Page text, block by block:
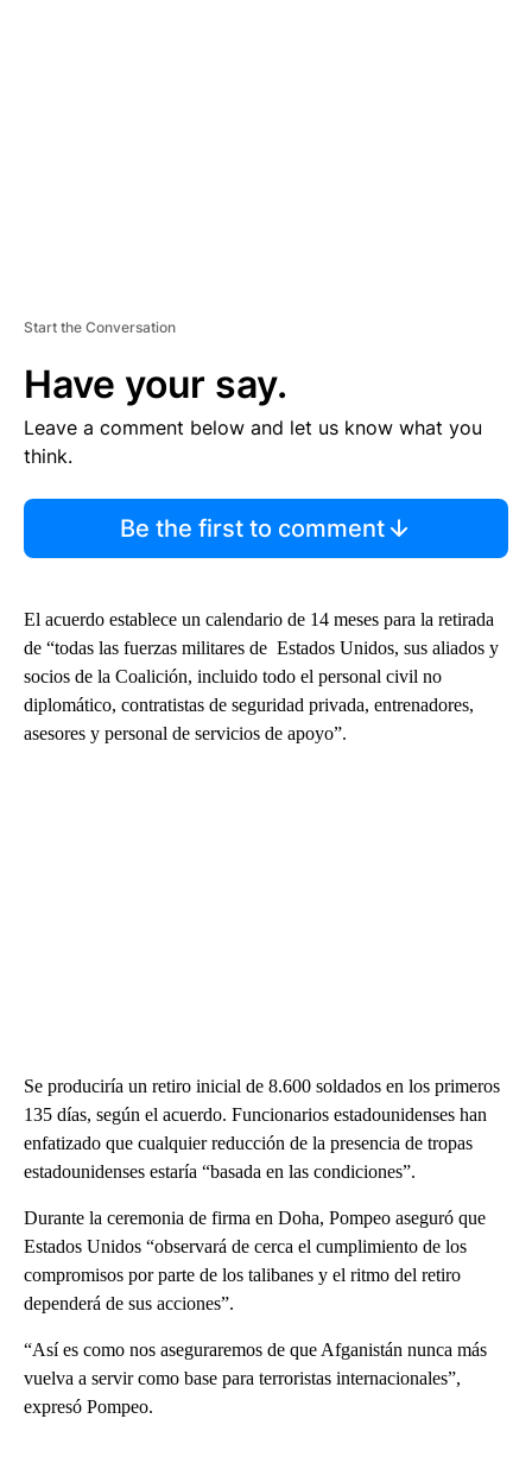
Start the Conversation
Have your say.
Leave a comment below and let us know what you
think.
Be the first to comment
El acuerdo establece un calendario de 14 meses para la retirada
de “todas las fuerzas militares de Estados Unidos, sus aliados y
socios de la Coalición, incluido todo el personal civil no
diplomático, contratistas de seguridad privada, entrenadores,
asesores y personal de servicios de apoyo”.
Se produciría un retiro inicial de 8.600 soldados en los primeros
135 días, según el acuerdo. Funcionarios estadounidenses han
enfatizado que cualquier reducción de la presencia de tropas
estadounidenses estaría “basada en las condiciones”.
Durante la ceremonia de firma en Doha, Pompeo aseguró que
Estados Unidos “observará de cerca el cumplimiento de los
compromisos por parte de los talibanes y el ritmo del retiro
dependerá de sus acciones”.
“Así es como nos aseguraremos de que Afganistán nunca más
vuelva a servir como base para terroristas internacionales”,
expresó Pompeo.